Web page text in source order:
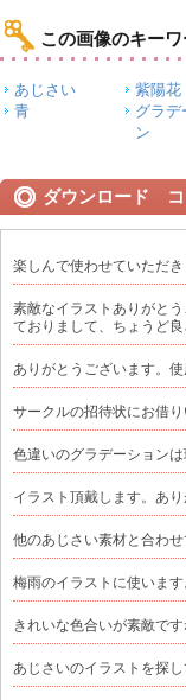
この画像のキーワ
あじさい 紫陽花
青
グラデ
ン
ダウンロード コ
楽しんで使わせていただき
素敵なイラストありがと
ておりまして、ちょうど良
ありがとうございます。使
サークルの招待状にお借り
色違いのグラデーション
イラスト頂戴します。あり
他のあじさい素材と合わ
梅雨のイラストに使いま
きれいな色合いが素敵です
あじさいのイラストを探